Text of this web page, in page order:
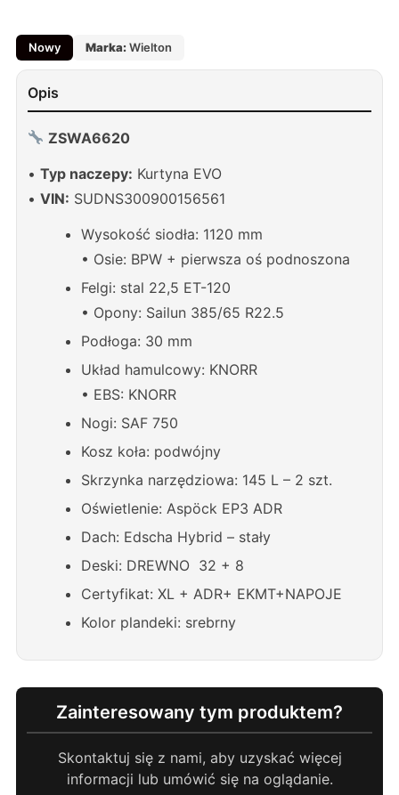
Nowy Marka:Wielton
Opis
ZSWA6620
• Typ naczepy: Kurtyna EVO
• VIN: SUDNS300900156561
Wysokość siodła: 1120 mm
• Osie: BPW + pierwsza oś podnoszona
Felgi: stal 22,5 ET-120
• Opony: Sailun 385/65 R22.5
Podłoga: 30 mm
Układ hamulcowy: KNORR
• EBS: KNORR
Nogi: SAF 750
Kosz koła: podwójny
Skrzynka narzędziowa: 145 L – 2 szt.
Oświetlenie: Aspöck EP3 ADR
Dach: Edscha Hybrid – stały
Deski: DREWNO 32 + 8
Certyfikat: XL + ADR+ EKMT+NAPOJE
Kolor plandeki: srebrny
Zainteresowany tym produktem?
Skontaktuj się z nami, aby uzyskać więcej
informacji lub umówić się na oglądanie.